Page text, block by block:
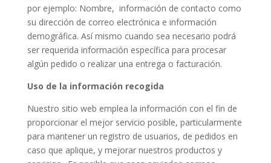
por ejemplo: Nombre, información de contacto como
su dirección de correo electrónica e información
demográfica. Así mismo cuando sea necesario podrá
ser requerida información específica para procesar
algún pedido o realizar una entrega o facturación.
Uso de la información recogida
Nuestro sitio web emplea la información con el fin de
proporcionar el mejor servicio posible, particularmente
para mantener un registro de usuarios, de pedidos en
caso que aplique, y mejorar nuestros productos y